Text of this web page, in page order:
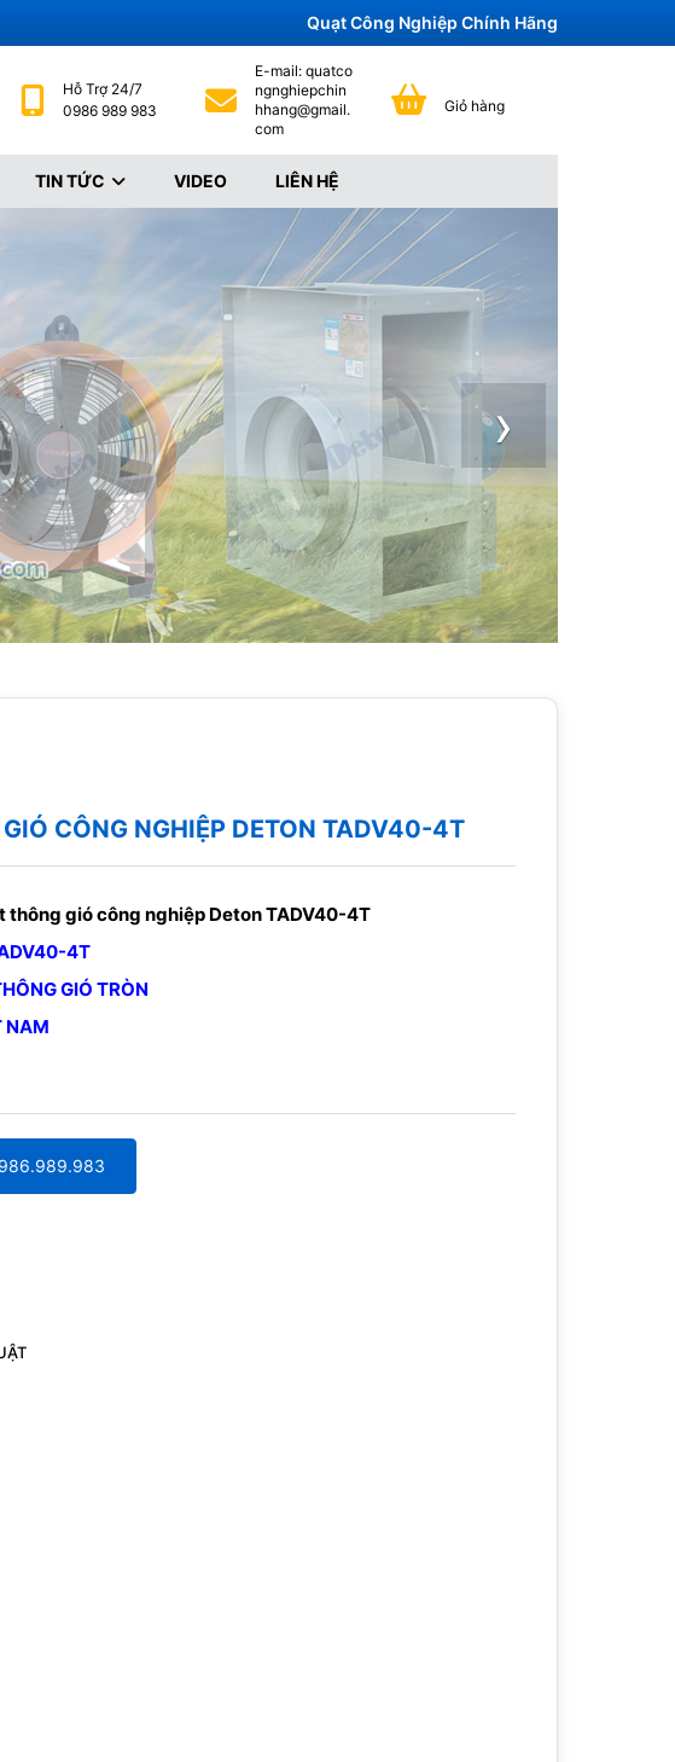
Quạt Công Nghiệp Chính Hãng
Hỗ Trợ 24/7
0986 989 983
E-mail: quatco
ngnghiepchin
hhang@gmail.
com
Giỏ hàng
TIN TỨC VIDEO LIÊN HỆ
›
CÔNG NGHIỆP DETON TADV40-4T
thông gió công nghiệp Deton TADV40-4T
4T
GIÓ TRÒN
NAM